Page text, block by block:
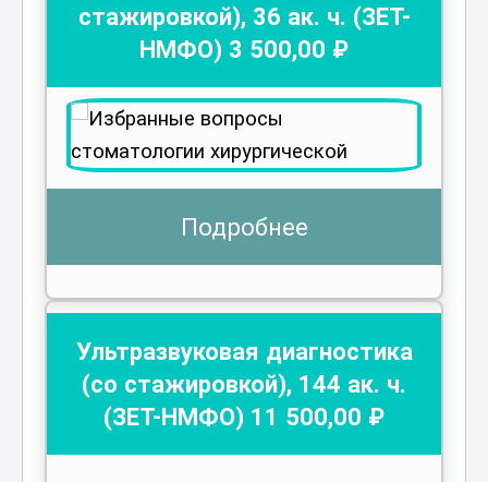
стажировкой), 36 ак. ч. (ЗЕТ-
НМФО) 3 500,00 ₽
Подробнее
Ультразвуковая диагностика
(со стажировкой), 144 ак. ч.
(ЗЕТ-НМФО) 11 500,00 ₽